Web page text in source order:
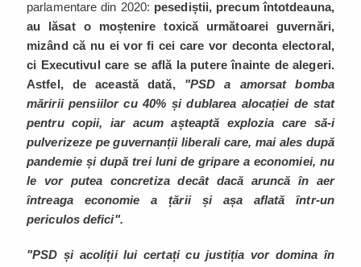
parlamentare din 2020: pesediștii, precum întotdeauna,
au lăsat o moștenire toxică următoarei guvernări,
mizând că nu ei vor fi cei care vor deconta electoral,
ci Executivul care se află la putere înainte de alegeri.
Astfel, de această dată,"PSD a amorsat bomba
măririi pensiilor cu 40% și dublarea alocației de stat
pentru copii, iar acum așteaptă explozia care să-i
pulverizeze pe guvernanții liberali care, mai ales după
pandemie și după trei luni de gripare a economiei, nu
le vor putea concretiza decât dacă aruncă în aer
întreaga economie a țării și așa aflată într-un
periculos defici".
"PSD și acoliții lui certați cu justiția vor domina în